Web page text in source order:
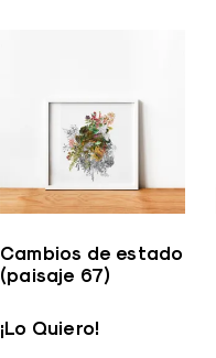
Cambios de estado
(paisaje 67)
¡Lo Quiero!